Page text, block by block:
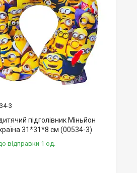
3
підголівник Міньйон
31*31*8 см (00534-3)
відправки 1 од.